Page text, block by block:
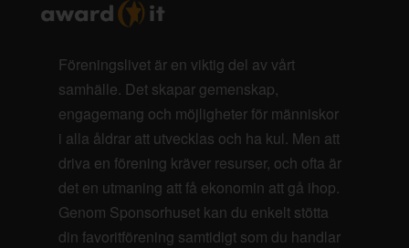
Föreningslivet är en viktig del av vårt
samhälle. Det skapar gemenskap,
engagemang och möjligheter för människor
i alla åldrar att utvecklas och ha kul. Men att
driva en förening kräver resurser, och ofta är
det en utmaning att få ekonomin att gå ihop.
Genom Sponsorhuset kan du enkelt stötta
din favoritförening samtidigt som du handlar